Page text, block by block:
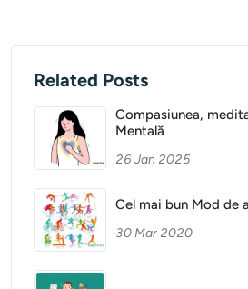
Related Posts
Compasiunea,
Mentală
26 Jan 2025
Cel mai bun Mod de
30 Mar 2020